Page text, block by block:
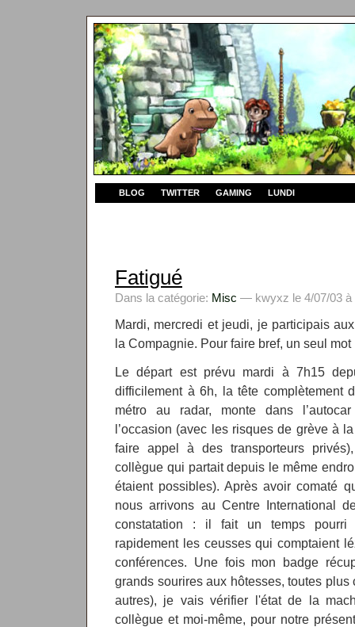
BLOG TWITTER GAMING LUNDI
Fatigué
Dans la catégorie: Misc — kwyxz le 4/07/03 à
Mardi, mercredi et jeudi, je participais
la Compagnie. Pour faire bref, un seul mot
Le départ est prévu mardi à 7h15
difficilement à 6h, la tête complètement
métro au radar, monte dans
l’occasion (avec les risques de grève à
faire appel à des transporteurs
collègue qui partait depuis le même
étaient possibles). Après avoir comaté
nous arrivons au Centre International
constatation : il fait un temps pourri
rapidement les ceusses qui comptaient
conférences. Une fois mon badge
grands sourires aux hôtesses, toutes
autres), je vais vérifier l'état de la
collègue et moi-même, pour notre